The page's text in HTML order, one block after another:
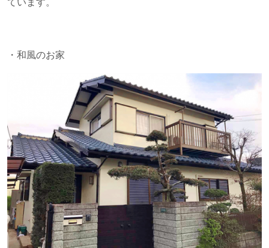
ています。
・和風のお家